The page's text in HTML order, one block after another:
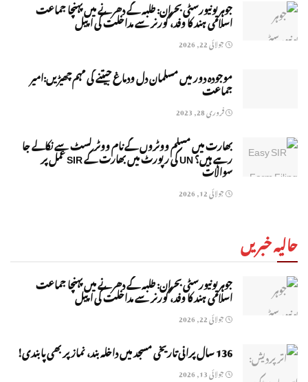
جوہر یونیورسٹی بحران: طلبہ کے دھرنے میں پہنچا جماعت
اسلامی ہند کا وفد، گورنر سے مداخلت کی اپیل
جولائی 22, 2026
موجودہ دور میں مسلمان دل ودماغ جیتنے کی مہم چھیڑیں:امیر
جماعت
فروری 28, 2023
بھارت میں مسلم ووٹروں کے نام ووٹر لسٹ سے نکالے جا
رہے ہیں؟ UN کی رپورٹ میں بھارت کے SIR عمل پر
سوالات
جولائی 12, 2026
حالیہ خبریں
جوہر یونیورسٹی بحران: طلبہ کے دھرنے میں پہنچا جماعت
اسلامی ہند کا وفد، گورنر سے مداخلت کی اپیل
جولائی 22, 2026
136 سال پرانی تاریخی مسجد میں داخلہ بند، نماز پر بھی پابندی!
جولائی 13, 2026